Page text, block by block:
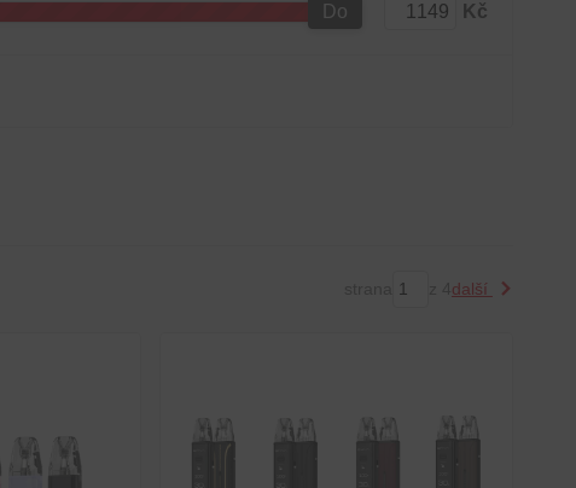
Do Kč
další